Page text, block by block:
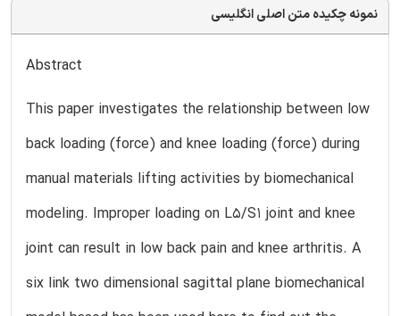
نمونه چکیده متن اصلی انگلیسی
Abstract
This paper investigates the relationship between low
back loading (force) and knee loading (force) during
manual materials lifting activities by biomechanical
modeling. Improper loading on L5/S1 joint and knee
joint can result in low back pain and knee arthritis. A
six link two dimensional sagittal plane biomechanical